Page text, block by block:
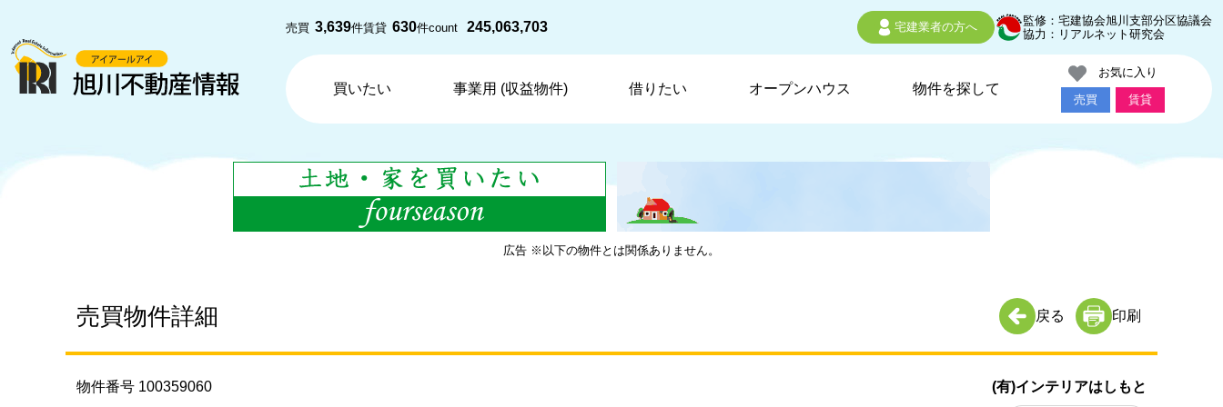
売買 3,639件賃貸 630件count 245,063,703 宅建業者の方へ
監修：宅建協会旭川支部分区協議会
協力：リアルネット研究会
買いたい 事業用 (収益物件) 借りたい オープンハウス 物件を探して
お気に入り
売買
賃貸
広告 ※以下の物件とは関係ありません。
売買物件詳細 戻る 印刷
物件番号 100359060 (有)インテリアはしもと